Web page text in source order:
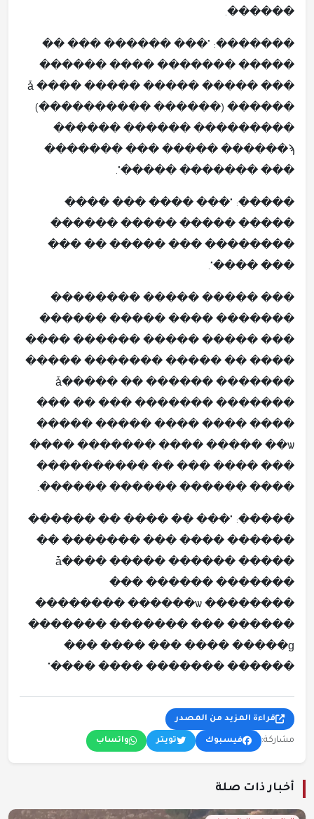
������.
�������: "��� ������ ��� ��
����� ������� ���� ������
��� ����� ����� ��ǡ ���� ���
(���������� ������) ������
������ ������ ���������
��� ����� ������ϡ �������
��� ������� �����".
�����: "��� ���� ��� ����
����� ����� ����� ������
�������� ��� ����� �� ���
��� ����".
��� ����� ����� ��������
������� ���� ����� ������
��� ����� ����� ������ ����
���� �� ����� ������� �����
������� ������ �� �����ǡ
��� �� ��� ������� �������
����� ����� ���� ���� ����
���� ����� ��ѡ ������� ����
��� ���� ��� �� ����������
���� ������ ������ ������.
�����: "��� �� ���� �� ������
������ ���� ��� ������� ��
����� ������ ����� ����ǡ
��� ������ �������
�������� ������ѡ ��������
������� ������� ��� ������
���� �����ɡ ��� ���� ���
������ ������� ���� ����"
قراءة المزيد من المصدر
مشاركة: فيسبوك تويتر واتساب
أخبار ذات صلة